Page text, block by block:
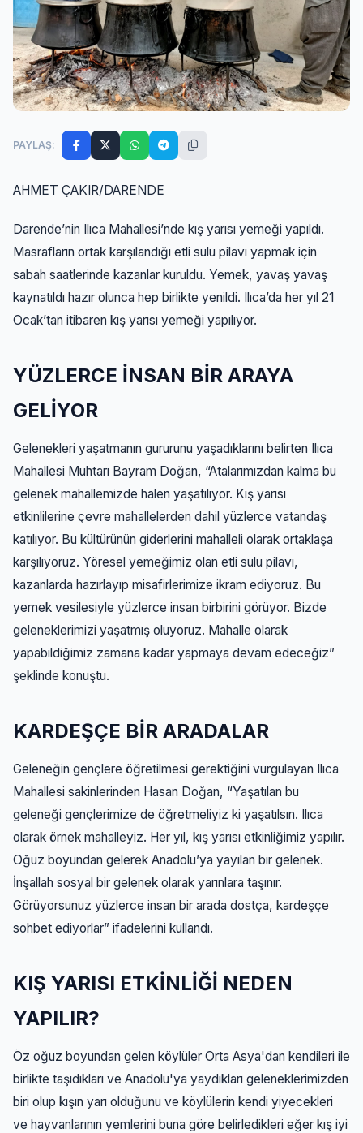
PAYLAŞ:
AHMET ÇAKIR/DARENDE
Darende’nin Ilıca Mahallesi’nde kış yarısı yemeği yapıldı.
Masrafların ortak karşılandığı etli sulu pilavı yapmak için
sabah saatlerinde kazanlar kuruldu. Yemek, yavaş yavaş
kaynatıldı hazır olunca hep birlikte yenildi. Ilıca’da her yıl 21
Ocak’tan itibaren kış yarısı yemeği yapılıyor.
YÜZLERCE İNSAN BİR ARAYA
GELİYOR
Gelenekleri yaşatmanın gururunu yaşadıklarını belirten Ilıca
Mahallesi Muhtarı Bayram Doğan, “Atalarımızdan kalma bu
gelenek mahallemizde halen yaşatılıyor. Kış yarısı
etkinlilerine çevre mahallelerden dahil yüzlerce vatandaş
katılıyor. Bu kültürünün giderlerini mahalleli olarak ortaklaşa
karşılıyoruz. Yöresel yemeğimiz olan etli sulu pilavı,
kazanlarda hazırlayıp misafirlerimize ikram ediyoruz. Bu
yemek vesilesiyle yüzlerce insan birbirini görüyor. Bizde
geleneklerimizi yaşatmış oluyoruz. Mahalle olarak
yapabildiğimiz zamana kadar yapmaya devam edeceğiz”
şeklinde konuştu.
KARDEŞÇE BİR ARADALAR
Geleneğin gençlere öğretilmesi gerektiğini vurgulayan Ilıca
Mahallesi sakinlerinden Hasan Doğan, “Yaşatılan bu
geleneği gençlerimize de öğretmeliyiz ki yaşatılsın. Ilıca
olarak örnek mahalleyiz. Her yıl, kış yarısı etkinliğimiz yapılır.
Oğuz boyundan gelerek Anadolu’ya yayılan bir gelenek.
İnşallah sosyal bir gelenek olarak yarınlara taşınır.
Görüyorsunuz yüzlerce insan bir arada dostça, kardeşçe
sohbet ediyorlar” ifadelerini kullandı.
KIŞ YARISI ETKİNLİĞİ NEDEN
YAPILIR?
Öz oğuz boyundan gelen köylüler Orta Asya'dan kendileri ile
birlikte taşıdıkları ve Anadolu'ya yaydıkları geleneklerimizden
biri olup kışın yarı olduğunu ve köylülerin kendi yiyecekleri
ve hayvanlarının yemlerini buna göre belirledikleri eğer kış iyi